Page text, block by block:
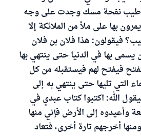
نفحة مسك وجدت على وجه
بها على ملأ من الملائكة إلا
فيقولون: هذا فلان بن فلان
بها في الدنيا حتى ينتهي بها
فيفتح لهم فيستقبله من كل
التي تليها حتى ينتهي به إلى
الله: اكتبوا كتاب عبدي في
وأعيدوه إلى الأرض فإني منها
أخرجهم تارة أخرى، فتعاد